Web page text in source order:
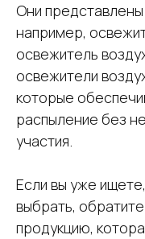
Они
например,
освежитель
освежители
которые
распыление без
участия.
Если вы уже
выбрать,
продукцию,